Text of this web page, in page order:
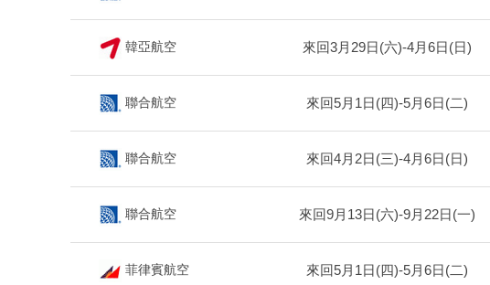
韓亞航空 來回3月29日(六)-4月6日(日)
聯合航空 來回5月1日(四)-5月6日(二)
聯合航空 來回4月2日(三)-4月6日(日)
聯合航空 來回9月13日(六)-9月22日(一)
菲律賓航空 來回5月1日(四)-5月6日(二)